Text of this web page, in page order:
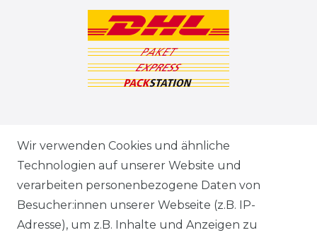
VERSANDARTEN & -KOSTEN
GEWERBETREIBENDE?
Wir verwenden Cookies und ähnliche
Technologien auf unserer Website und
verarbeiten personenbezogene Daten von
Besucher:innen unserer Webseite (z.B. IP-
Adresse), um z.B. Inhalte und Anzeigen zu